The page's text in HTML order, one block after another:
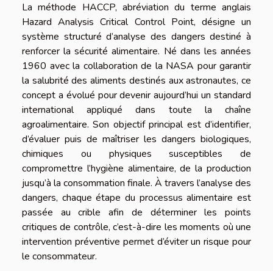
La méthode HACCP, abréviation du terme anglais
Hazard Analysis Critical Control Point, désigne un
système structuré d’analyse des dangers destiné à
renforcer la sécurité alimentaire. Né dans les années
1960 avec la collaboration de la NASA pour garantir
la salubrité des aliments destinés aux astronautes, ce
concept a évolué pour devenir aujourd’hui un standard
international appliqué dans toute la chaîne
agroalimentaire. Son objectif principal est d’identifier,
d’évaluer puis de maîtriser les dangers biologiques,
chimiques ou physiques susceptibles de
compromettre l’hygiène alimentaire, de la production
jusqu’à la consommation finale. À travers l’analyse des
dangers, chaque étape du processus alimentaire est
passée au crible afin de déterminer les points
critiques de contrôle, c’est-à-dire les moments où une
intervention préventive permet d’éviter un risque pour
le consommateur.